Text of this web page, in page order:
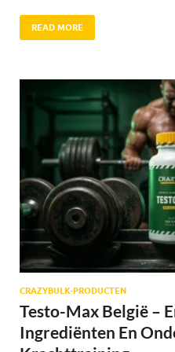
READ MORE
CRAZYBULK-PRODUCTEN
Testo-Max België –
Ingrediënten En